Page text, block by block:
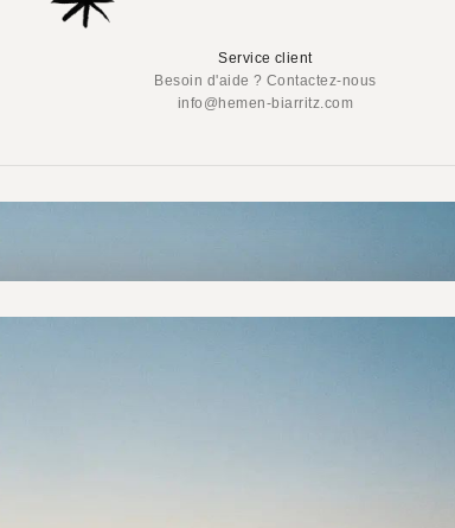
Service client
Besoin d'aide ? Contactez-nous
info@hemen-biarritz.com